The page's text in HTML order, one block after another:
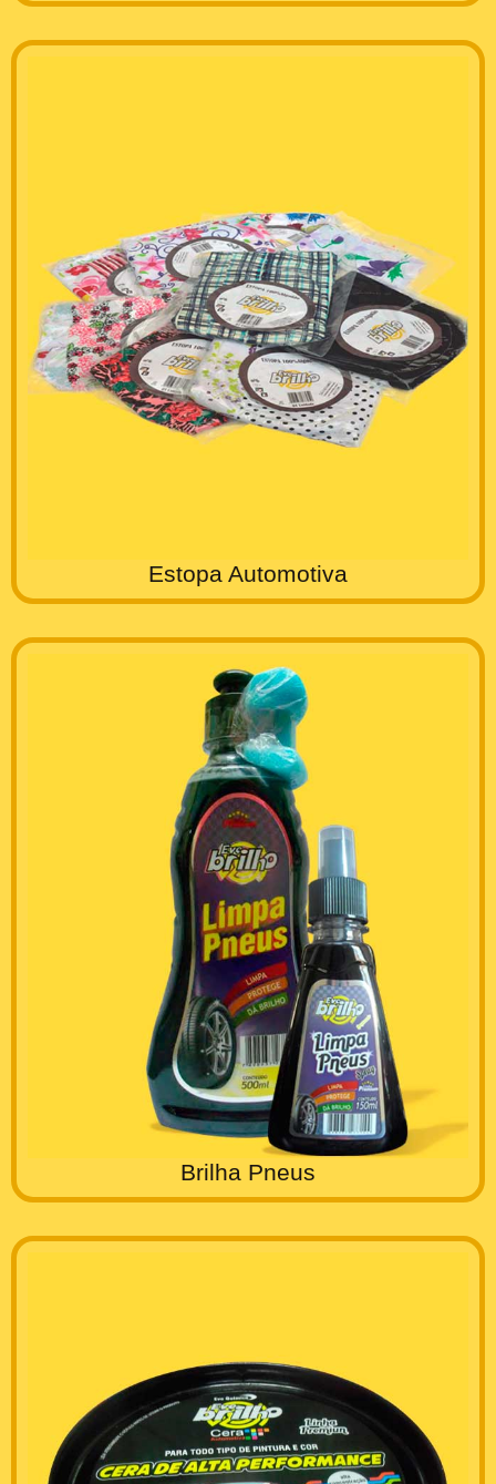
Estopa Automotiva
Brilha Pneus